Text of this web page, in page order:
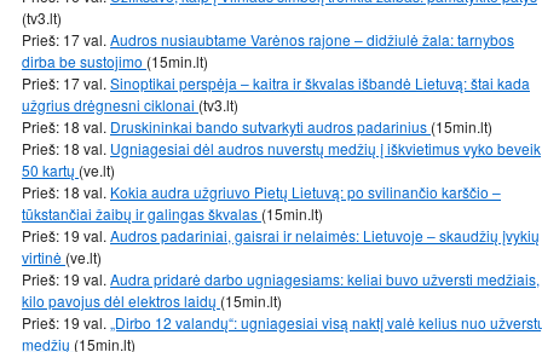
(tv3.lt)
Prieš: 17 val. Audros nusiaubtame Varėnos rajone – didžiulė žala: tarnybos
dirba be sustojimo (15min.lt)
Prieš: 17 val. Sinoptikai perspėja – kaitra ir škvalas išbandė Lietuvą: štai kada
užgrius drėgnesni ciklonai (tv3.lt)
Prieš: 18 val. Druskininkai bando sutvarkyti audros padarinius (15min.lt)
Prieš: 18 val. Ugniagesiai dėl audros nuverstų medžių į iškvietimus vyko beveik
50 kartų (ve.lt)
Prieš: 18 val. Kokia audra užgriuvo Pietų Lietuvą: po svilinančio karščio –
tūkstančiai žaibų ir galingas škvalas (15min.lt)
Prieš: 19 val. Audros padariniai, gaisrai ir nelaimės: Lietuvoje – skaudžių įvykių
virtinė (ve.lt)
Prieš: 19 val. Audra pridarė darbo ugniagesiams: keliai buvo užversti medžiais,
kilo pavojus dėl elektros laidų (15min.lt)
Prieš: 19 val. „Dirbo 12 valandų“: ugniagesiai visą naktį valė kelius nuo
medžių (15min.lt)